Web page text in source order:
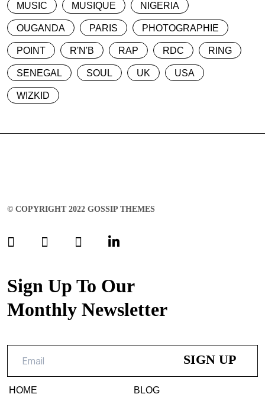
MUSIC MUSIQUE NIGERIA
OUGANDA PARIS PHOTOGRAPHIE
POINT R'N'B RAP RDC RING
SENEGAL SOUL UK USA
WIZKID
© COPYRIGHT 2022 GOSSIP THEMES
Sign Up To Our
Monthly Newsletter
HOME BLOG